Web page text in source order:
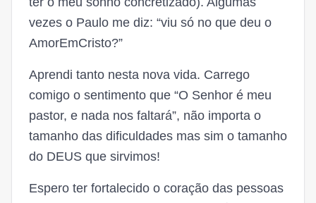
vezes o Paulo me diz: “viu só no que deu o
AmorEmCristo?”
Aprendi tanto nesta nova vida. Carrego
comigo o sentimento que “O Senhor é meu
pastor, e nada nos faltará”, não importa o
tamanho das dificuldades mas sim o tamanho
do DEUS que sirvimos!
Espero ter fortalecido o coração das pessoas